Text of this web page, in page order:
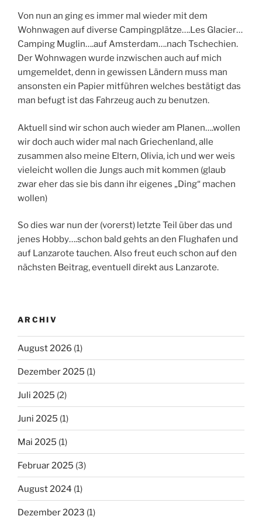
Von nun an ging es immer mal wieder mit dem
Wohnwagen auf diverse Campingplätze….Les Glacier…
Camping Muglin….auf Amsterdam….nach Tschechien.
Der Wohnwagen wurde inzwischen auch auf mich
umgemeldet, denn in gewissen Ländern muss man
ansonsten ein Papier mitführen welches bestätigt das
man befugt ist das Fahrzeug auch zu benutzen.
Aktuell sind wir schon auch wieder am Planen….wollen
wir doch auch wider mal nach Griechenland, alle
zusammen also meine Eltern, Olivia, ich und wer weis
vieleicht wollen die Jungs auch mit kommen (glaub
zwar eher das sie bis dann ihr eigenes „Ding“ machen
wollen)
So dies war nun der (vorerst) letzte Teil über das und
jenes Hobby….schon bald gehts an den Flughafen und
auf Lanzarote tauchen. Also freut euch schon auf den
nächsten Beitrag, eventuell direkt aus Lanzarote.
ARCHIV
August 2026 (1)
Dezember 2025 (1)
Juli 2025 (2)
Juni 2025 (1)
Mai 2025 (1)
Februar 2025 (3)
August 2024 (1)
Dezember 2023 (1)